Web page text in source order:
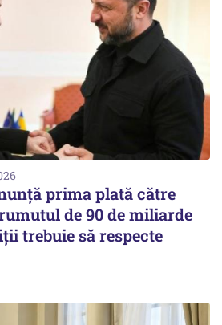
prima plată către
de 90 de miliarde
trebuie să respecte